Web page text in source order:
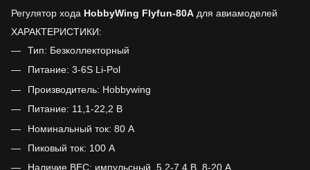
Регулятор хода HobbyWing Flyfun-80A для авиамоделей
ХАРАКТЕРИСТИКИ:
Тип: Безколлекторный
Питание: 3-6S Li-Pol
Производитель: Hobbywing
Питание: 11,1-22,2 В
Номинальный ток: 80 А
Пиковый ток: 100 А
Наличие BEC: импульсный, 5.2-7.4 В, 8-20 А